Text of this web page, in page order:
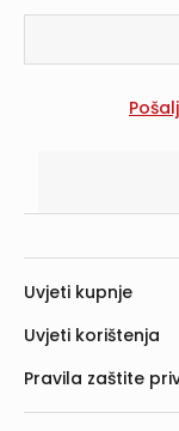
Uvjeti kupnje
Uvjeti korištenja
Pravila zaštite